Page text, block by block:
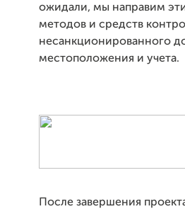
ожидали, мы направим
методов и средств
несанкционированного
местоположения и учета.
После завершения